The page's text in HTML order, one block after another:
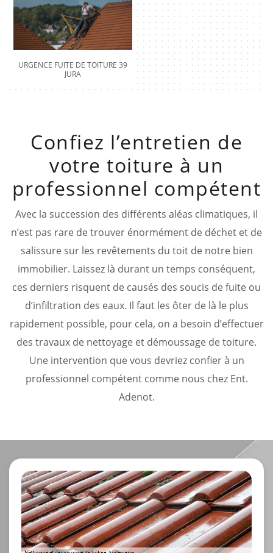
URGENCE FUITE DE TOITURE 39
JURA
Confiez l’entretien de
votre toiture à un
professionnel compétent
Avec la succession des différents aléas climatiques, il
n’est pas rare de trouver énormément de déchet et de
salissure sur les revêtements du toit de notre bien
immobilier. Laissez là durant un temps conséquent,
ces derniers risquent de causés des soucis de fuite ou
d’infiltration des eaux. Il faut les ôter de là le plus
rapidement possible, pour cela, on a besoin d’effectuer
des travaux de nettoyage et démoussage de toiture.
Une intervention que vous devriez confier à un
professionnel compétent comme nous chez Ent.
Adenot.